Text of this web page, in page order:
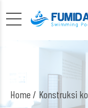
Home Konstruksi